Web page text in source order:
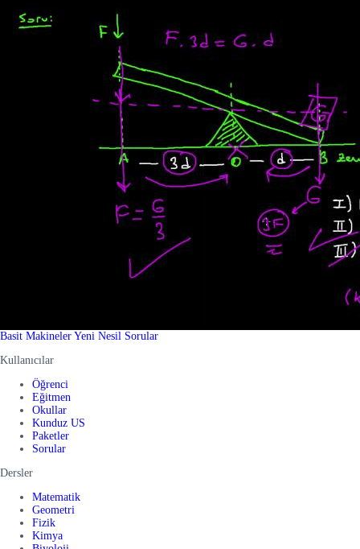
Basit Makineler Yeni Nesil Sorular
Kullanıcılar
Öğrenci
Eğitmen
Okullar
Kunduz US
Paketler
Sorular
Dersler
Matematik
Geometri
Fizik
Kimya